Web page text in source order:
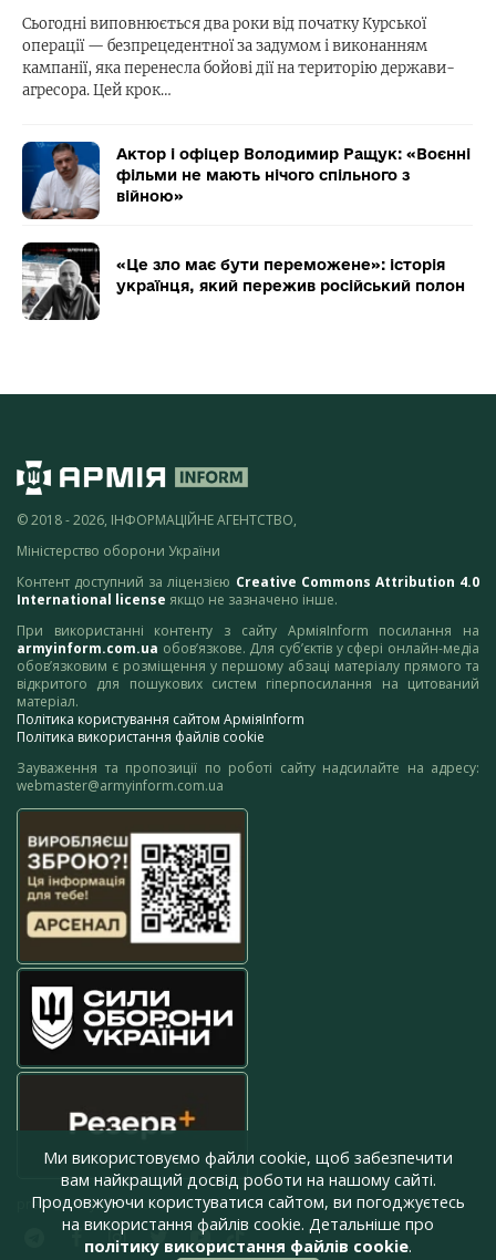
Сьогодні виповнюється два роки від початку Курської
операції — безпрецедентної за задумом і виконанням
кампанії, яка перенесла бойові дії на територію держави-
агресора. Цей крок…
Актор і офіцер Володимир Ращук: «Воєнні
фільми не мають нічого спільного з
війною»
«Це зло має бути переможене»: історія
українця, який пережив російський полон
© 2018 - 2026, ІНФОРМАЦІЙНЕ АГЕНТСТВО,
Міністерство оборони України
Контент доступний за ліцензією Creative Commons Attribution 4.0
International license якщо не зазначено інше.
При використанні контенту з сайту АрміяInform посилання на
armyinform.com.ua обов’язкове. Для суб’єктів у сфері онлайн-медіа
обов’язковим є розміщення у першому абзаці матеріалу прямого та
відкритого для пошукових систем гіперпосилання на цитований
матеріал.
Політика користування сайтом АрміяInform
Політика використання файлів cookie
Зауваження та пропозиції по роботі сайту надсилайте на адресу:
webmaster@armyinform.com.ua
press@armyinform.com.ua
Ми використовуємо файли cookie, щоб забезпечити
вам найкращий досвід роботи на нашому сайті.
Продовжуючи користуватися сайтом, ви погоджуєтесь
на використання файлів cookie. Детальніше про
політику використання файлів cookie.